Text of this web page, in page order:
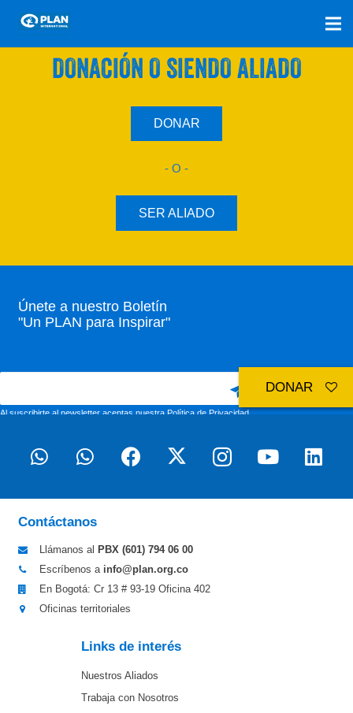
SÚMATE A NUESTRO PLAN CON UNA
DONACIÓN O SIENDO ALIADO
DONAR
- O -
SER ALIADO
Únete a nuestro Boletín
"Un PLAN para Inspirar"
Al suscribirte al newsletter aceptas nuestraPolítica de Privacidad
Contáctanos
Llámanos al PBX (601) 794 06 00
Escríbenos a info@plan.org.co
En Bogotá: Cr 13 # 93-19 Oficina 402
Oficinas territoriales
Links de interés
Nuestros Aliados
Trabaja con Nosotros
DONAR